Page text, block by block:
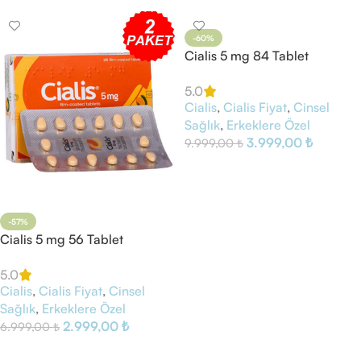
-57%
Cialis 5 mg 56 Tablet
5.0
Cialis, Cialis Fiyat, Cinsel
Sağlık, Erkeklere Özel
6.999,00₺ 2.999,00 ₺
-60%
Cialis 5 mg 84 Tablet
5.0
Cialis, Cialis Fiyat, Cinsel
Sağlık, Erkeklere Özel
9.999,00₺ 3.999,00 ₺